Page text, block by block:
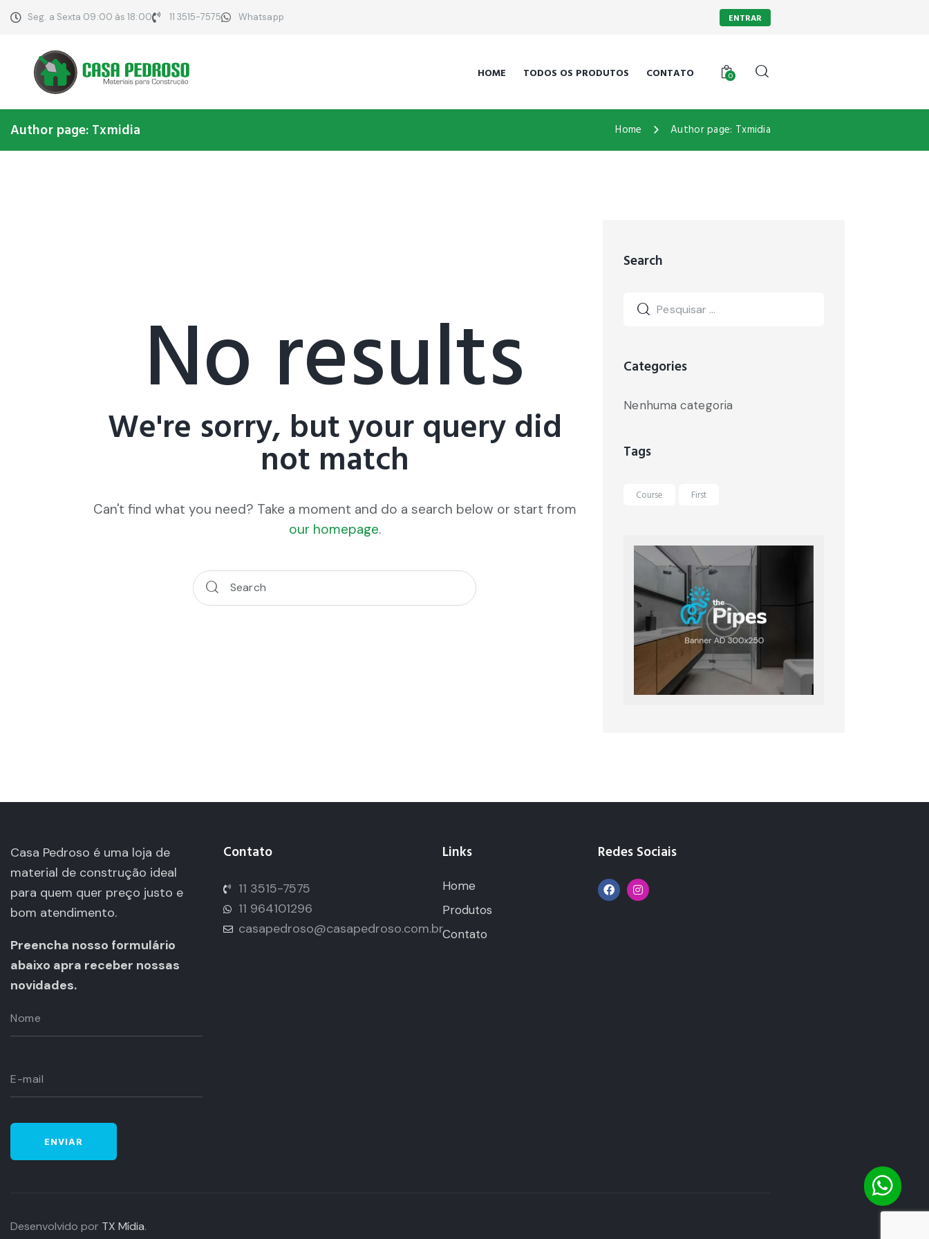
Seg. a Sexta 09:00 às 18:00 11 3515-7575 Whatsapp ENTRAR
HOME TODOS OS PRODUTOS CONTATO 0
Author page: Txmidia Home Author page: Txmidia
No results
We're sorry, but your query did
not match
Can't find what you need? Take a moment and do a search below or start from
our homepage.
Search
Categories
Nenhuma categoria
Tags
Course First
Casa Pedroso é uma loja de
material de construção ideal
para quem quer preço justo e
bom atendimento.
Preencha nosso formulário
abaixo apra receber nossas
novidades.
Contato
11 3515-7575
11 964101296
casapedroso@casapedroso.com.br
Links
Home
Produtos
Contato
Redes Sociais
Desenvolvido por TX Mídia.